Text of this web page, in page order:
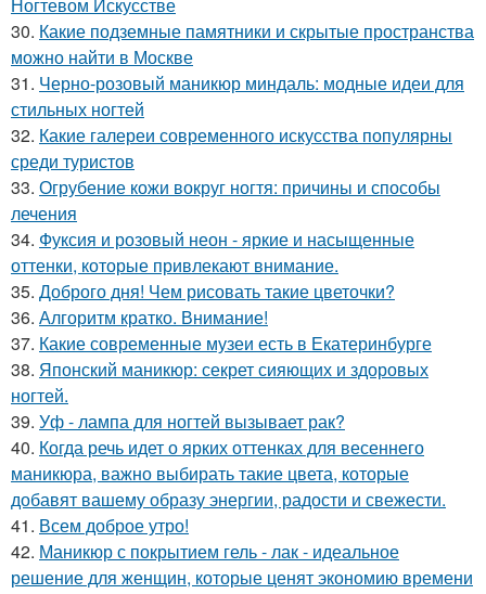
30. Какие подземные памятники и скрытые пространства
можно найти в Москве
31. Черно-розовый маникюр миндаль: модные идеи для
стильных ногтей
32. Какие галереи современного искусства популярны
среди туристов
33. Огрубение кожи вокруг ногтя: причины и способы
лечения
34. Фуксия и розовый неон - яркие и насыщенные
оттенки, которые привлекают внимание.
35. Доброго дня! Чем рисовать такие цветочки?
36. Алгоритм кратко. Внимание!
37. Какие современные музеи есть в Екатеринбурге
38. Японский маникюр: секрет сияющих и здоровых
ногтей.
39. Уф - лампа для ногтей вызывает рак?
40. Когда речь идет о ярких оттенках для весеннего
маникюра, важно выбирать такие цвета, которые
добавят вашему образу энергии, радости и свежести.
41. Всем доброе утро!
42. Маникюр с покрытием гель - лак - идеальное
решение для женщин, которые ценят экономию времени